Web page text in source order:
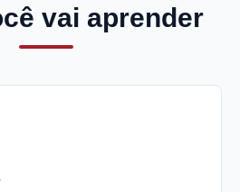
vai aprender